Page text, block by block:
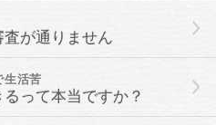
が通りません
生活苦
って本当ですか？